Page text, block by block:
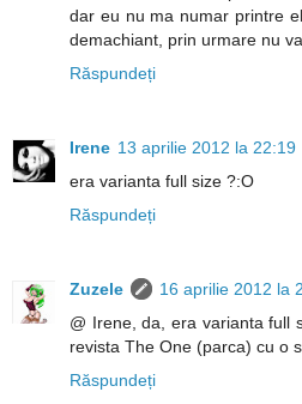
dar eu nu ma numar printre
demachiant, prin urmare nu
Răspundeți
Irene 13 aprilie 2012 la 22:19
era varianta full size ?:O
Răspundeți
Zuzele
16 aprilie 2012 la
@ Irene, da, era varianta full
revista The One (parca) cu o
Răspundeți